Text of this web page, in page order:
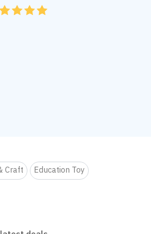
45
4
35
3
25
2
15
1
Craft
Education Toy